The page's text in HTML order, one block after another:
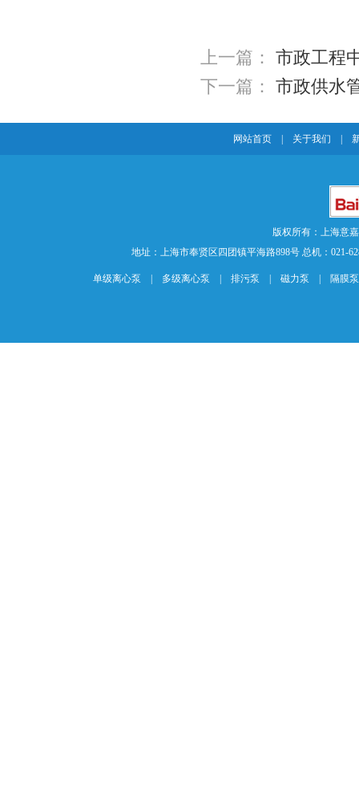
上一篇： 市政工程
下一篇： 市政供水
网站首页 关于我们
版权所有：上海意
地址：上海市奉贤区四团镇平海路898号 总机：021-
单级离心泵 多级离心泵 排污泵 磁力泵 隔膜泵